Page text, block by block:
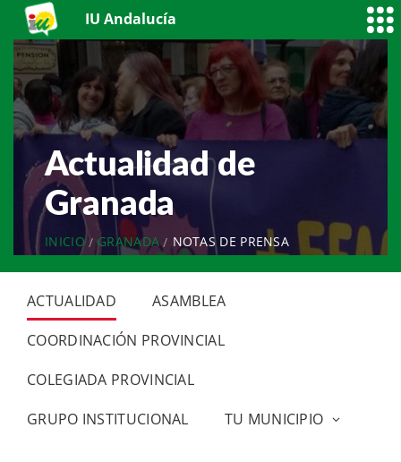
IU Andalucía
Actualidad de
Granada
INICIO GRANADA NOTAS DE PRENSA
ACTUALIDAD
ASAMBLEA
COORDINACIÓN PROVINCIAL
COLEGIADA PROVINCIAL
GRUPO INSTITUCIONAL
TU MUNICIPIO